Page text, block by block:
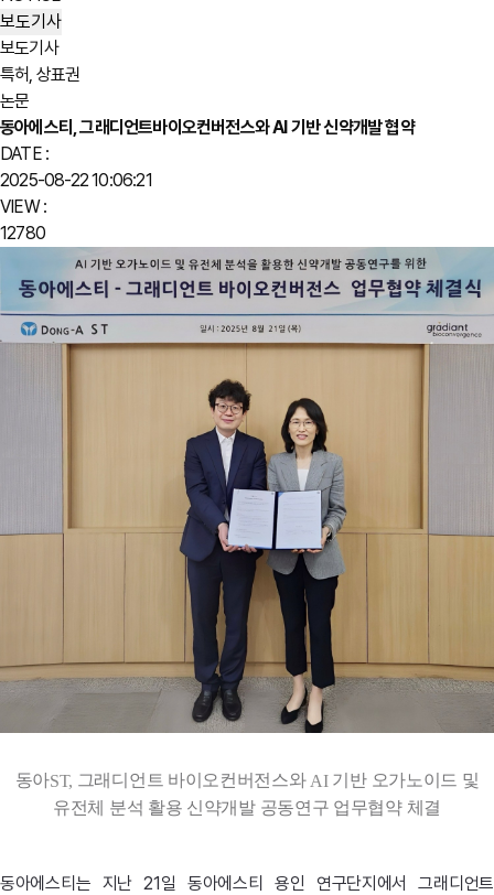
보도기사
보도기사
특허, 상표권
논문
동아에스티, 그래디언트바이오컨버전스와 AI 기반 신약개발 협약
DATE :
2025-08-22 10:06:21
VIEW :
12780
동아ST, 그래디언트 바이오컨버전스와 AI기반 오가노이드 및
유전체 분석 활용 신약개발 공동연구 업무협약 체결
동아에스티는 지난 21일 동아에스티 용인 연구단지에서 그래디언트